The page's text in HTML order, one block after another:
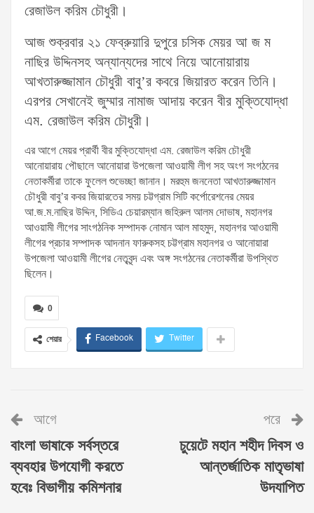
রেজাউল করিম চৌধুরী।
আজ শুক্রবার ২১ ফেব্রুয়ারি দুপুরে চসিক মেয়র আ জ ম
নাছির উদ্দিনসহ অন্যান্যদের সাথে নিয়ে আনোয়ারায়
আখতারুজ্জামান চৌধুরী বাবু’র কবরে জিয়ারত করেন তিনি।
এরপর সেখানেই জুম্মার নামাজ আদায় করেন বীর মুক্তিযোদ্ধা
এম. রেজাউল করিম চৌধুরী।
এর আগে মেয়র প্রার্থী বীর মুক্তিযোদ্ধা এম. রেজাউল করিম চৌধুরী
আনোয়ারায় পৌছালে আনোয়ারা উপজেলা আওয়ামী লীগ সহ অংগ সংগঠনের
নেতাকর্মীরা তাকে ফুলেল শুভেচ্ছা জানান। মরহুম জননেতা আখতারুজ্জামান
চৌধুরী বাবু’র কবর জিয়ারতের সময় চট্টগ্রাম সিটি কর্পোরেশনের মেয়র
আ.জ.ম.নাছির উদ্দিন, সিডিএ চেয়ারম্যান জহিরুল আলম দোভাষ, মহানগর
আওয়ামী লীগের সাংগঠনিক সম্পাদক নোমান আল মাহমুদ, মহানগর আওয়ামী
লীগের প্রচার সম্পাদক আদনান ফারুকসহ চট্টগ্রাম মহানগর ও আনোয়ারা
উপজেলা আওয়ামী লীগের নেতৃবৃন্দ এবং অঙ্গ সংগঠনের নেতাকর্মীরা উপস্থিত
ছিলেন।
0
শেয়ার Facebook Twitter
আগে
বাংলা ভাষাকে সর্বস্তরে
ব্যবহার উপযোগী করতে
হবেঃ বিভাগীয় কমিশনার
পরে
চুয়েটে মহান শহীদ দিবস ও
আন্তর্জাতিক মাতৃভাষা
উদযাপিত